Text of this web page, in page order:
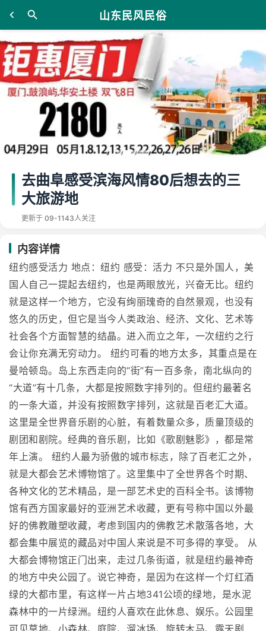
山东民风民俗
去曲阜感受滨海风情80后想去的三
大旅游地
更新于 09-1143人关注
内容详情
纽约感受活力 地点：纽约 感受：活力 不只是外国人，美
国人自己一提起去纽约，也是两眼放光，兴奋无比。纽约
就是这样一个地方，它没有绚丽瑰奇的自然景观，也没有
悠久的历史，但它是当今人类政治、经济、文化、艺术等
社会各个方面智慧的结晶。进入而立之年，一次纽约之行
会让你充满无穷动力。 纽约可看的地方太多，其重点是在
曼哈顿岛。岛上东西走向的“街”有一百多条，南北纵向的
“大道”有十几条，大都是按照数字排列的。但纽约最著名
的一条大道，并没有按照数字排列，这就是百老汇大道。
这里是全世界音乐剧的心脏，有着数量众多，质量顶级的
剧团和剧院。经典的音乐剧，比如《歌剧魅影》，都是常
年上演。 纽约人最为骄傲的城市标志，除了百老汇之外，
就是大都会艺术博物馆了。这里集中了全世界各个时期、
各种文化的艺术精品，是一部艺术史的百科全书。该博物
馆有西方国家最好的亚洲艺术收藏，更有号称中国以外最
好的佛教雕塑收藏，考虑到国内的佛教艺术散落各地，大
都会集中展览的藏品对中国人来说是不可多得的享受。 从
大都会博物馆正门出来，走过几条街道，就是纽约最神奇
的地方中央公园了。说它神奇，是因为在这样一个灯红酒
绿的大都市里，有这样一片占地341公顷的绿地，是水泥
森林中的一片绿洲。纽约人喜欢在此休息、娱乐。公园里